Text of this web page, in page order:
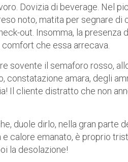
Dovizia di beverage. Nel
noto, matita per segnare di
out. Insomma, la presenza
che essa arrecava.
sovente il semaforo rosso,
constatazione amara, degli
Il cliente distratto che non
duole dirlo, nella gran parte
calore emanato, è proprio
la desolazione!